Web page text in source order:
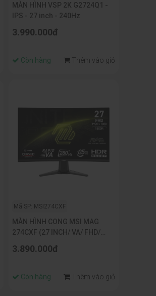
MÀN HÌNH VSP 2K G2724Q1 -
IPS - 27 inch - 240Hz
3.990.000đ
Còn hàng Thêm vào giỏ
Mã SP: MSI274CXF
MÀN HÌNH CONG MSI MAG
274CXF (27 INCH/ VA/ FHD/
3.890.000đ
Còn hàng Thêm vào giỏ